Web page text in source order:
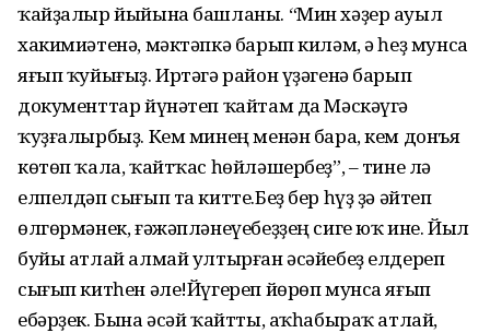
ҡайҙалыр йыйына башланы. “Мин хәҙер ауыл
хакимиәтенә, мәктәпкә барып киләм, ә һеҙ мунса
яғып ҡуйығыҙ. Иртәгә район үҙәгенә барып
документтар йүнәтеп ҡайтам да Мәскәүгә
ҡуҙғалырбыҙ. Кем минең менән бара, кем донъя
көтөп ҡала, ҡайтҡас һөйләшербеҙ”, – тине лә
елпелдәп сығып та китте.Беҙ бер һүҙ ҙә әйтеп
өлгөрмәнек, ғәжәпләнеүебеҙҙең сиге юҡ ине. Йыл
буйы атлай алмай ултырған әсәйебеҙ елдереп
сығып китһен әле!Йүгереп йөрөп мунса яғып
ебәрҙек. Бына әсәй ҡайтты, аҡһабыраҡ атлай,